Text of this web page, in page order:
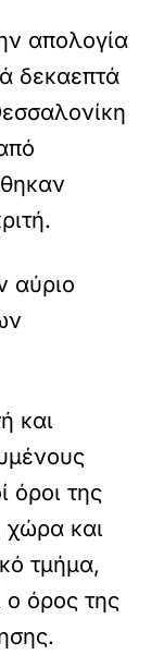
απολογία
δεκαεπτά
αύριο
και
όροι της
χώρα και
τμήμα,
ο όρος της